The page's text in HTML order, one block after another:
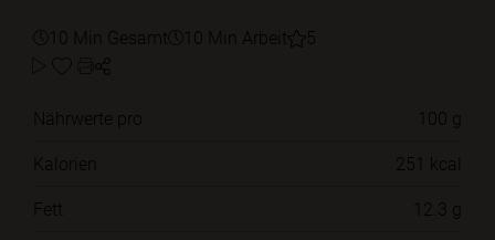
10 Min Gesamt 10 Min Arbeit 5
Nährwerte pro
100 g
Kalorien
251 kcal
Fett
12.3 g